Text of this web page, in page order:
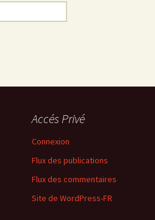
Accés Privé
Connexion
Flux des publications
Flux des commentaires
Site de WordPress-FR